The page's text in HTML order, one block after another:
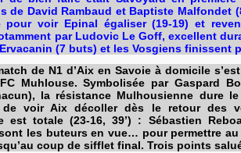
de David Rambaud et Baptiste Malfondet
pour voir Epinal égaliser (19-19) et
par Ludovic Le Goff, excellent
(7 buts) et les Vosgiens finissent
de N1 d’Aix en Savoie à domicile
Muhlouse. Symbolisée par Gaspard
la résistance Mulhousienne dure
voir Aix décoller dès le retour des
est totale (23-16, 39’) : Sébastien
les buteurs en vue… pour permettre au
coup de sifflet final. Trois points